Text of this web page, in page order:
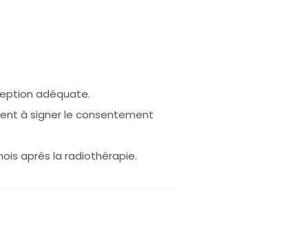
adéquate.
à signer le consentement
après la radiothérapie.